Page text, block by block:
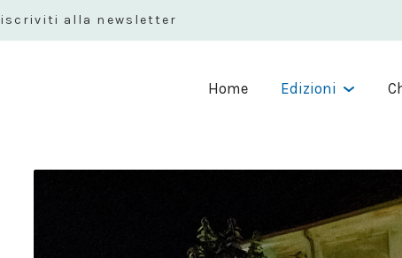
alla newsletter
Home Edizioni